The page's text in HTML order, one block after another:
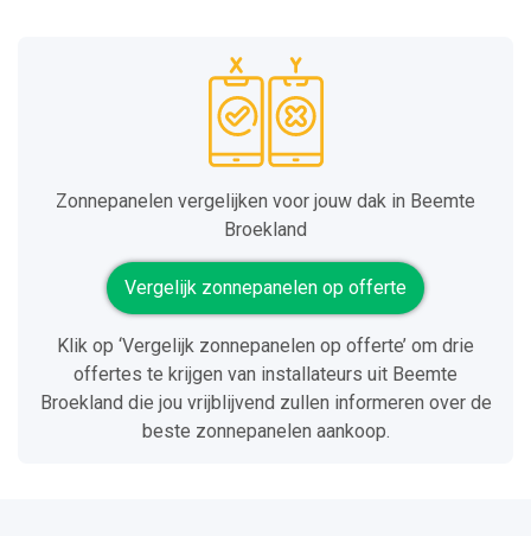
Zonnepanelen vergelijken voor jouw dak in Beemte
Broekland
Vergelijk zonnepanelen op offerte
Klik op ‘Vergelijk zonnepanelen op offerte’ om drie
offertes te krijgen van installateurs uit Beemte
Broekland die jou vrijblijvend zullen informeren over de
beste zonnepanelen aankoop.